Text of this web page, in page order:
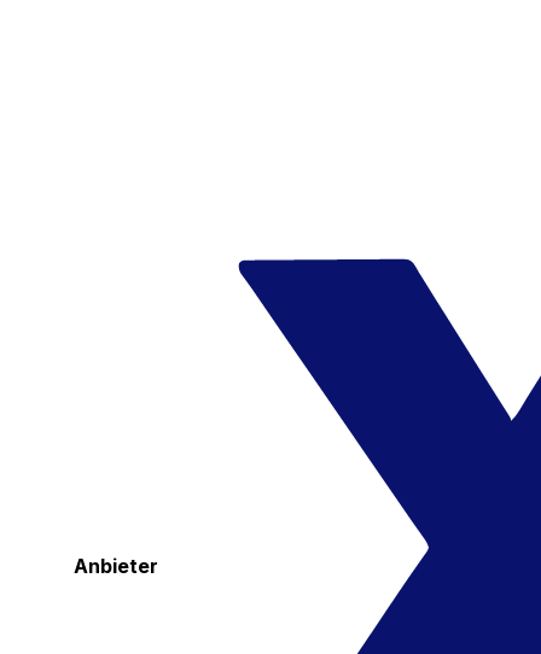
Anbieter